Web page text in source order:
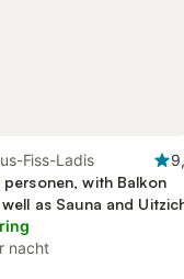
Fiss-Ladis
with Balkon
as Sauna and
nacht